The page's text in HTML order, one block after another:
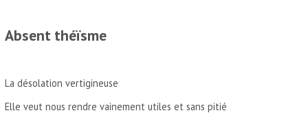
Absent théïsme
La désolation vertigineuse
Elle veut nous rendre vainement utiles et sans pitié